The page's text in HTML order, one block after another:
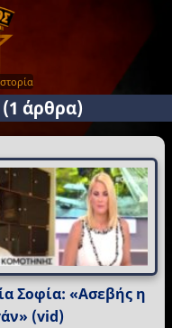
(1 άρθρα)
Σοφία: «Ασεβής η
(vid)